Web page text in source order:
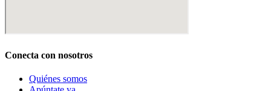
Conecta con nosotros
Quiénes somos